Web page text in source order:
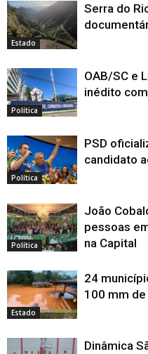
Estado
Serra do
Política
OAB/SC e
inédito
Política
PSD
candidato
Política
João
pessoas
na Capital
Estado
24
100 mm de
Dinâmica